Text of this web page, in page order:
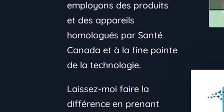
employons des produits
et des appareils
homologués par Santé
Canada et à la fine pointe
de la technologie.
Laissez-moi faire la
différence en prenant